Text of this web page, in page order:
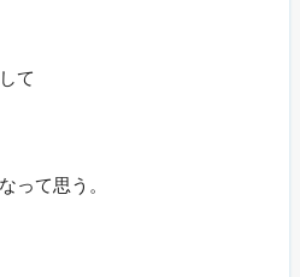
て
って思う。